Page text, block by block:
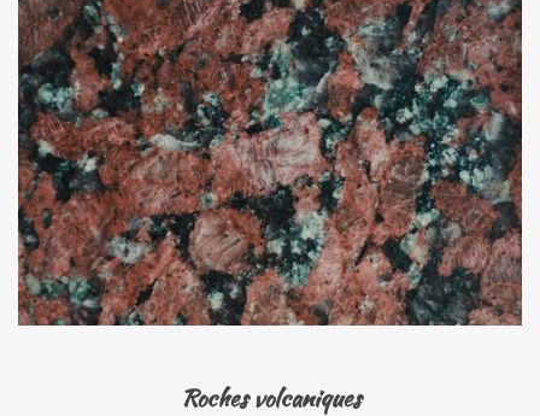
Roches volcaniques